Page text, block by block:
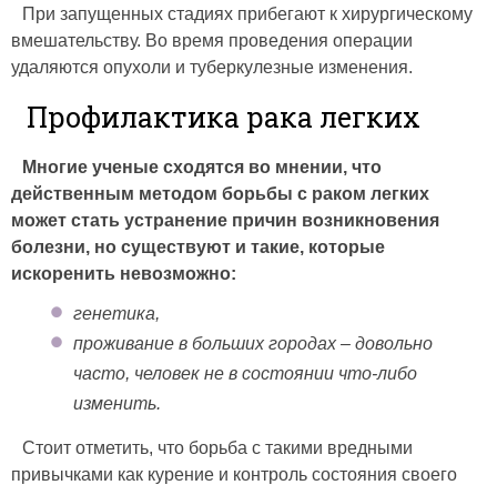
При запущенных стадиях прибегают к хирургическому
вмешательству. Во время проведения операции
удаляются опухоли и туберкулезные изменения.
Профилактика рака легких
Многие ученые сходятся во мнении, что
действенным методом борьбы с раком легких
может стать устранение причин возникновения
болезни, но существуют и такие, которые
искоренить невозможно:
генетика,
проживание в больших городах – довольно
часто, человек не в состоянии что-либо
изменить.
Стоит отметить, что борьба с такими вредными
привычками как курение и контроль состояния своего